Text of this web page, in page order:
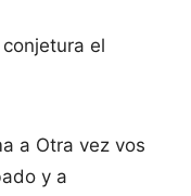
el
a Otra vez vos
y a